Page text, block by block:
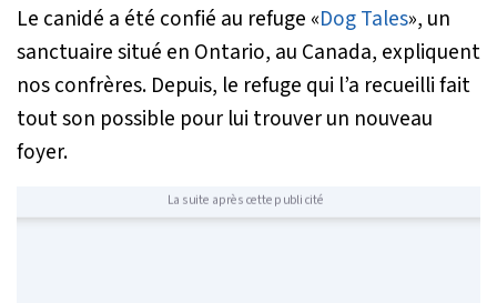
Le canidé a été confié au refuge «Dog Tales», un
sanctuaire situé en Ontario, au Canada, expliquent
nos confrères. Depuis, le refuge qui l’a recueilli fait
tout son possible pour lui trouver un nouveau
foyer.
La suite après cette publicité